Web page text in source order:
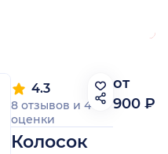
Колосок
4.3
8 отзывов и 4
оценки
от
900 ₽